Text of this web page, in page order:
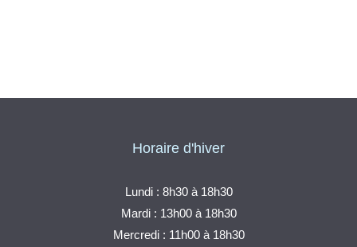
Horaire d'hiver
Lundi : 8h30 à 18h30
Mardi : 13h00 à 18h30
Mercredi : 11h00 à 18h30